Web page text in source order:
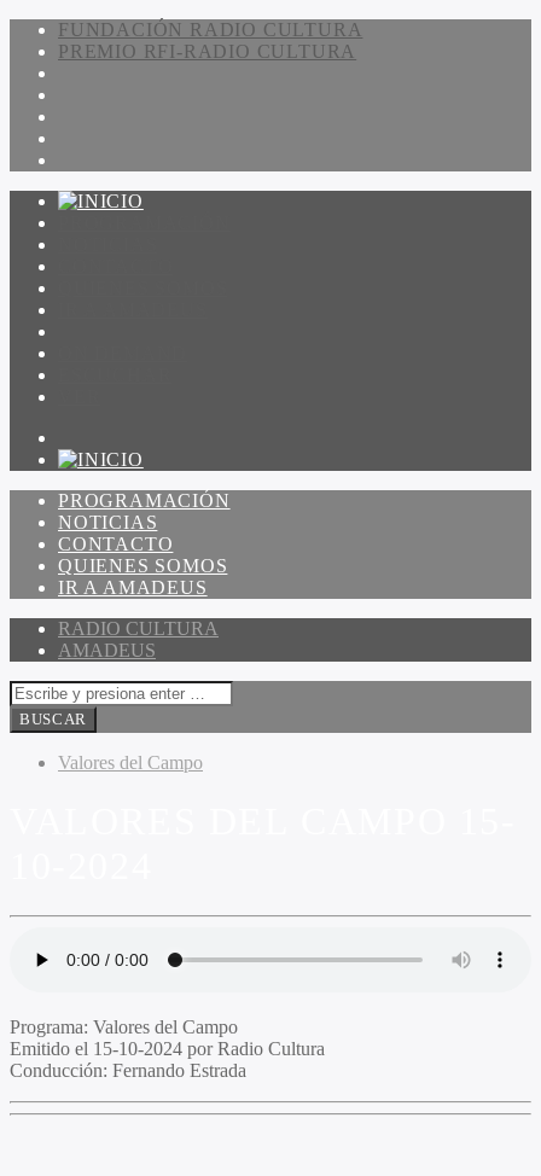
FUNDACIÓN RADIO CULTURA
PREMIO RFI-RADIO CULTURA
PROGRAMACIÓN
NOTICIAS
CONTACTO
QUIENES SOMOS
IR A AMADEUS
RADIO CULTURA
AMADEUS
Valores del Campo
Programa: Valores del Campo
Emitido el 15-10-2024 por Radio Cultura
Conducción: Fernando Estrada